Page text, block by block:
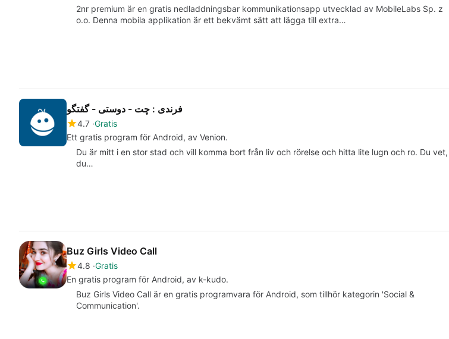
2nr premium är en gratis nedladdningsbar kommunikationsapp utvecklad av MobileLabs Sp. z
o.o. Denna mobila applikation är ett bekvämt sätt att lägga till extra…
فرندی : چت - دوستی - گفتگو
4.7 Gratis
Ett gratis program för Android, av Venion.
Du är mitt i en stor stad och vill komma bort från liv och rörelse och hitta lite lugn och ro. Du vet,
du…
Buz Girls Video Call
4.8 Gratis
En gratis program för Android, av k-kudo.
Buz Girls Video Call är en gratis programvara för Android, som tillhör kategorin 'Social &
Communication'.